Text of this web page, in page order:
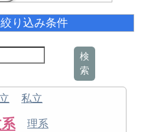
り込み条件
検
索
私立
理系